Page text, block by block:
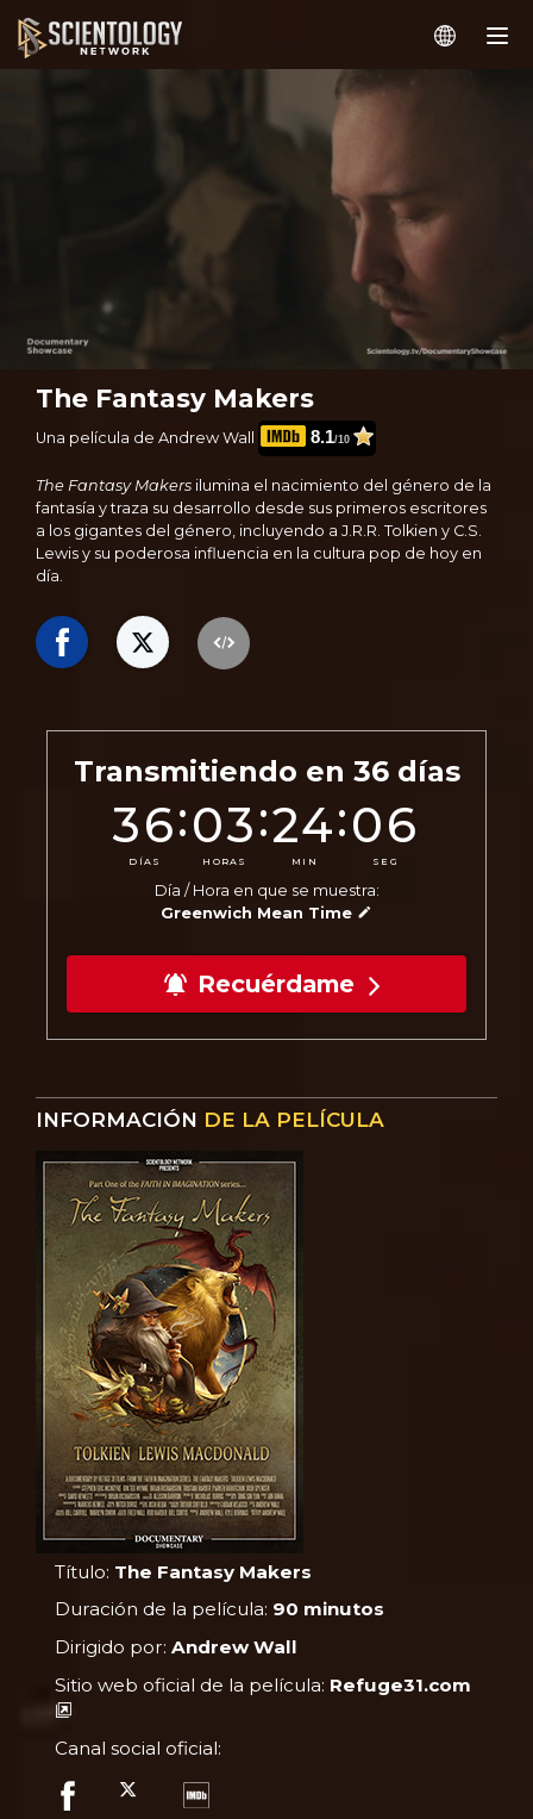
The Fantasy Makers
Una película de Andrew Wall 8.1/10
The Fantasy Makers ilumina el nacimiento del género de la
fantasía y traza su desarrollo desde sus primeros escritores
a los gigantes del género, incluyendo a J.R.R. Tolkien y C.S.
Lewis y su poderosa influencia en la cultura pop de hoy en
día.
Transmitiendo en 36días
36
DÍAS
:03
HORAS
:24
MIN
:04
SEG
Día / Hora en que se muestra:
Greenwich Mean Time
Recuérdame
INFORMACIÓN DE LA PELÍCULA
Título: The Fantasy Makers
Duración de la película: 90 minutos
Dirigido por: Andrew Wall
Sitio web oficial de la película: Refuge31.com
Canal social oficial: